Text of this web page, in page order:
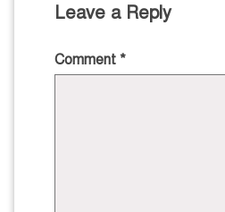
Leave a Reply
Comment *